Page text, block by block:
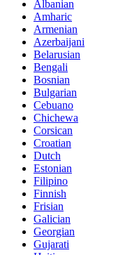
Albanian
Amharic
Armenian
Azerbaijani
Belarusian
Bengali
Bosnian
Bulgarian
Cebuano
Chichewa
Corsican
Croatian
Dutch
Estonian
Filipino
Finnish
Frisian
Galician
Georgian
Gujarati